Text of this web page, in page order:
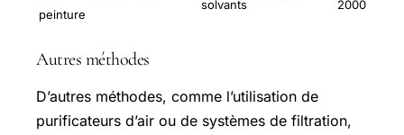
peinture
solvants
2000
Autres méthodes
D’autres méthodes, comme l’utilisation de
purificateurs d’air ou de systèmes de filtration,